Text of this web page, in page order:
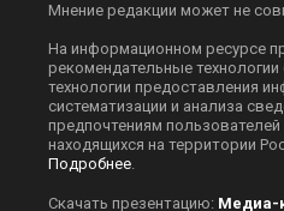
Мнение редакции может не
На информационном ресурсе
рекомендательные
технологии предоставления
систематизации и анализа
предпочтениям пользователей
находящихся на территории
Подробнее
Скачать презентацию: Медиа-